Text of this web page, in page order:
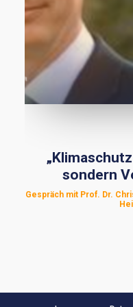
sondern
Gespräch mit Prof. Dr.